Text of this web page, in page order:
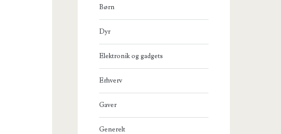
Børn
Dyr
Elektronik og gadgets
Erhverv
Gaver
Generelt